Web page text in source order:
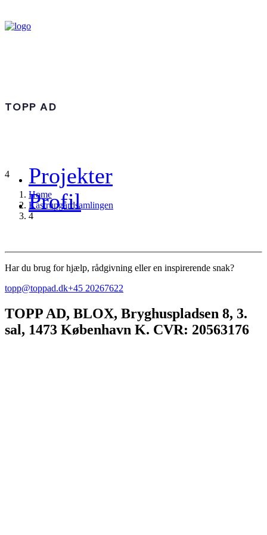
Projekter
Profil
TOPP AD
4
Home
Kastrupgårdsamlingen
4
Har du brug for hjælp, rådgivning eller en inspirerende snak?
topp@toppad.dk+45 20267622
TOPP AD, BLOX, Bryghuspladsen 8, 3.
sal, 1473 København K. CVR: 20563176